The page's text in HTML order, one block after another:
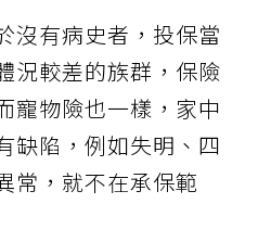
沒有病史者，投保當
況較差的族群，保險
寵物險也一樣，家中
缺陷，例如失明、四
常，就不在承保範